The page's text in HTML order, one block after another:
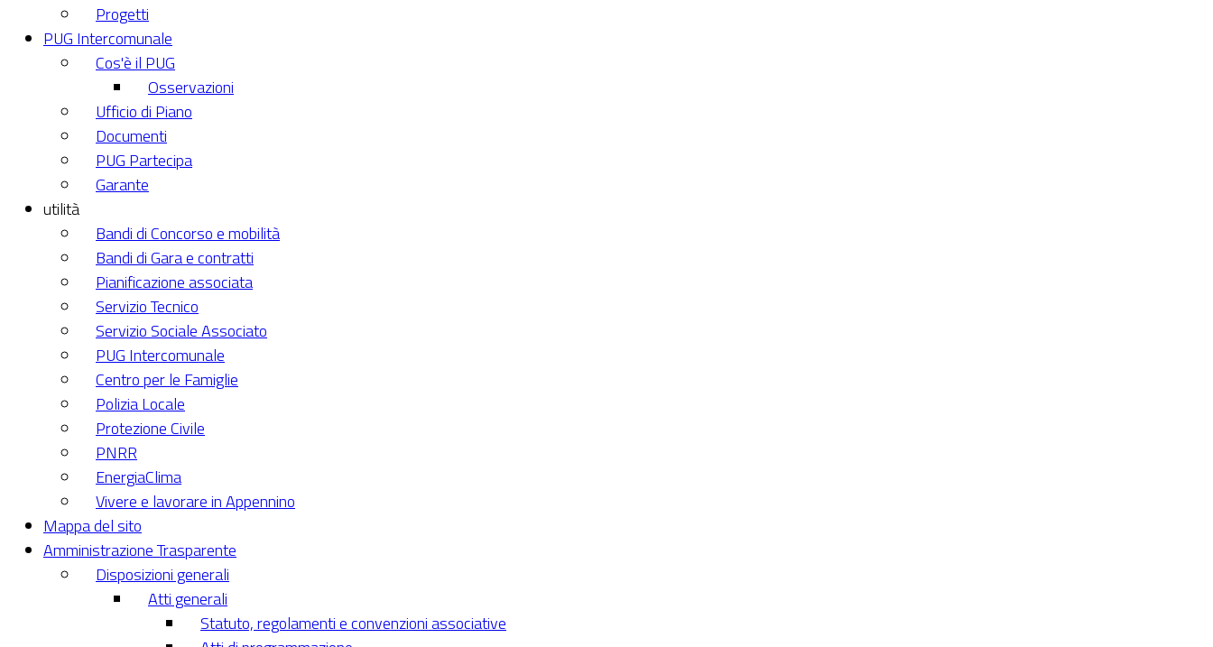
Progetti
PUG Intercomunale
Cos'è il PUG
Osservazioni
Ufficio di Piano
Documenti
PUG Partecipa
Garante
utilità
Bandi di Concorso e mobilità
Bandi di Gara e contratti
Pianificazione associata
Servizio Tecnico
Servizio Sociale Associato
PUG Intercomunale
Centro per le Famiglie
Polizia Locale
Protezione Civile
PNRR
EnergiaClima
Vivere e lavorare in Appennino
Mappa del sito
Amministrazione Trasparente
Disposizioni generali
Atti generali
Statuto, regolamenti e convenzioni associative